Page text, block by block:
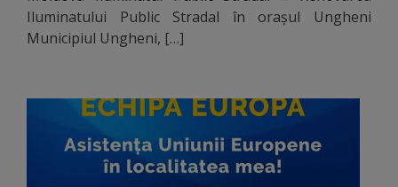
și
Servicii
Plăți
Iluminatului Public Stradal în orașul Ungheni
Municipiul Ungheni, […]